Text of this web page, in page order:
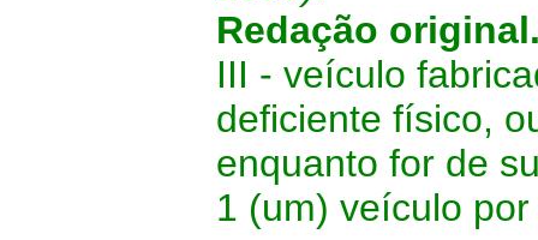
Redação
III - veículo
deficiente físico,
enquanto for de
1 (um) veículo